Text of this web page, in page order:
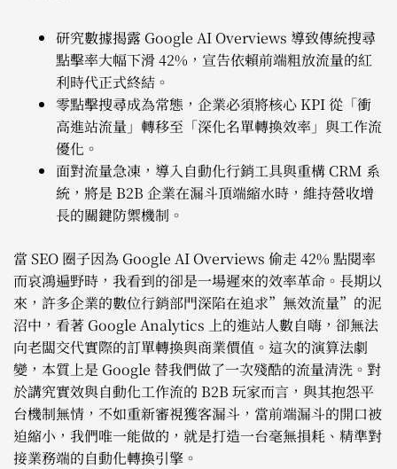
研究數據揭露 Google AI Overviews 導致傳統搜尋
點擊率大幅下滑 42%，宣告依賴前端粗放流量的紅
利時代正式終結。
零點擊搜尋成為常態，企業必須將核心 KPI 從「衝
高進站流量」轉移至「深化名單轉換效率」與工作流
優化。
面對流量急凍，導入自動化行銷工具與重構 CRM 系
統，將是 B2B 企業在漏斗頂端縮水時，維持營收增
長的關鍵防禦機制。
當 SEO 圈子因為 Google AI Overviews 偷走 42% 點閱率
而哀鴻遍野時，我看到的卻是一場遲來的效率革命。長期以
來，許多企業的數位行銷部門深陷在追求”無效流量”的泥
沼中，看著 Google Analytics 上的進站人數自嗨，卻無法
向老闆交代實際的訂單轉換與商業價值。這次的演算法劇
變，本質上是 Google 替我們做了一次殘酷的流量清洗。對
於講究實效與自動化工作流的 B2B 玩家而言，與其抱怨平
台機制無情，不如重新審視獲客漏斗，當前端漏斗的開口被
迫縮小，我們唯一能做的，就是打造一台毫無損耗、精準對
接業務端的自動化轉換引擎。